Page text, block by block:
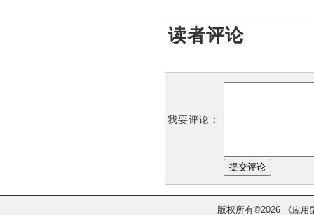
读者评论
我要评论：
版权所有©2026 《应用